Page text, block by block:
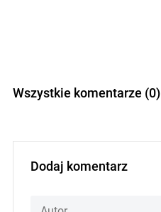
Wszystkie komentarze (0)
Dodaj komentarz